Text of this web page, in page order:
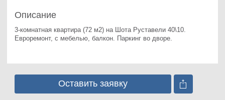
Описание
Евроремонт, с мебелью, балкон. Паркинг во дворе.
Оставить заявку